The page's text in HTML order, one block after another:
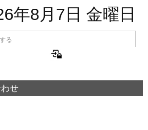
年8月7日 金曜日
せ